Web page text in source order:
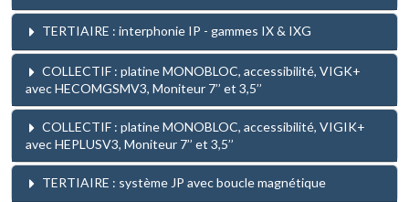
TERTIAIRE : interphonie IP - gammes IX & IXG
COLLECTIF : platine MONOBLOC, accessibilité, VIGK+
avec HECOMGSMV3, Moniteur 7’’ et 3,5’’
COLLECTIF : platine MONOBLOC, accessibilité, VIGIK+
avec HEPLUSV3, Moniteur 7’’ et 3,5’’
TERTIAIRE : système JP avec boucle magnétique